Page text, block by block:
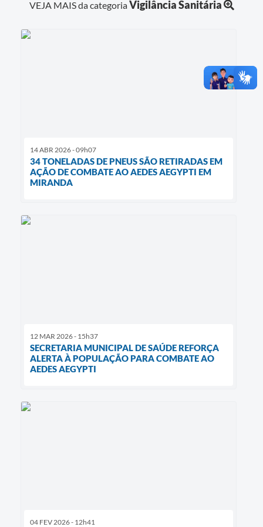
VEJA MAIS da categoriaVigilância Sanitária
14 ABR 2026 - 09h07
34 TONELADAS DE PNEUS SÃO RETIRADAS EM
AÇÃO DE COMBATE AO AEDES AEGYPTI EM
MIRANDA
12 MAR 2026 - 15h37
SECRETARIA MUNICIPAL DE SAÚDE REFORÇA
ALERTA À POPULAÇÃO PARA COMBATE AO
AEDES AEGYPTI
04 FEV 2026 - 12h41